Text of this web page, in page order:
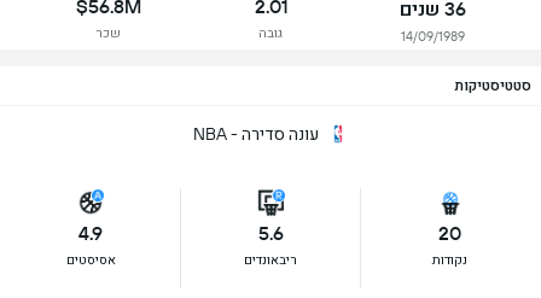
36 שנים
14/09/1989
2.01
גובה
$56.8M
שכר
סטטיסטיקות
עונה סדירה - NBA
20
נקודות
5.6
ריבאונדים
4.9
אסיסטים